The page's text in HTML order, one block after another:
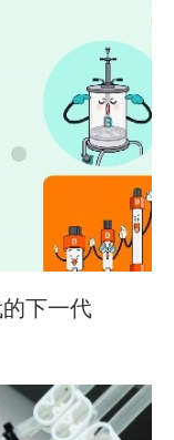
下一代